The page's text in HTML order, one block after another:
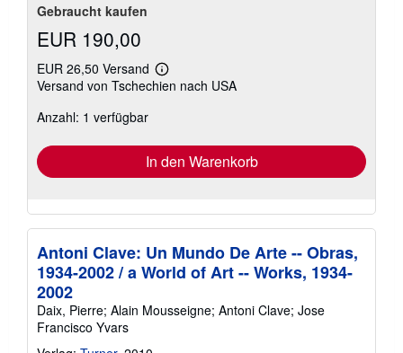
Gebraucht kaufen
EUR 190,00
EUR 26,50 Versand
Weitere
Informationen
Versand von Tschechien nach USA
Anzahl: 1 verfügbar
In den Warenkorb
Antoni Clave: Un Mundo De Arte -- Obras,
1934-2002 / a World of Art -- Works, 1934-
2002
Daix, Pierre; Alain Mousseigne; Antoni Clave; Jose
Francisco Yvars